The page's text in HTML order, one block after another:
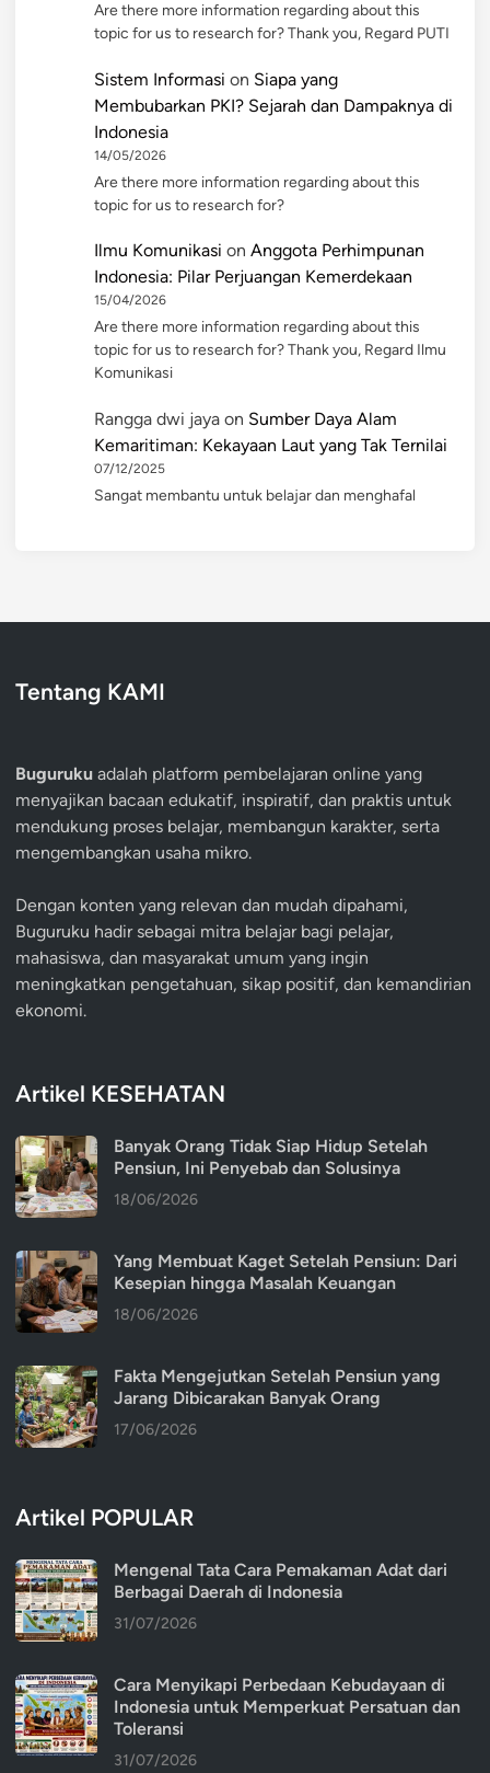
Are there more information regarding about this
topic for us to research for? Thank you, Regard PUTI
Sistem Informasi on Siapa yang
Membubarkan PKI? Sejarah dan Dampaknya di
Indonesia
14/05/2026
Are there more information regarding about this
topic for us to research for?
Ilmu Komunikasi on Anggota Perhimpunan
Indonesia: Pilar Perjuangan Kemerdekaan
15/04/2026
Are there more information regarding about this
topic for us to research for? Thank you, Regard Ilmu
Komunikasi
Rangga dwi jaya on Sumber Daya Alam
Kemaritiman: Kekayaan Laut yang Tak Ternilai
07/12/2025
Sangat membantu untuk belajar dan menghafal
Tentang KAMI
Buguruku adalah platform pembelajaran online yang
menyajikan bacaan edukatif, inspiratif, dan praktis untuk
mendukung proses belajar, membangun karakter, serta
mengembangkan usaha mikro.
Dengan konten yang relevan dan mudah dipahami,
Buguruku hadir sebagai mitra belajar bagi pelajar,
mahasiswa, dan masyarakat umum yang ingin
meningkatkan pengetahuan, sikap positif, dan kemandirian
ekonomi.
Artikel KESEHATAN
Banyak Orang Tidak Siap Hidup Setelah
Pensiun, Ini Penyebab dan Solusinya
18/06/2026
Yang Membuat Kaget Setelah Pensiun: Dari
Kesepian hingga Masalah Keuangan
18/06/2026
Fakta Mengejutkan Setelah Pensiun yang
Jarang Dibicarakan Banyak Orang
17/06/2026
Artikel POPULAR
Mengenal Tata Cara Pemakaman Adat dari
Berbagai Daerah di Indonesia
31/07/2026
Cara Menyikapi Perbedaan Kebudayaan di
Indonesia untuk Memperkuat Persatuan dan
Toleransi
31/07/2026